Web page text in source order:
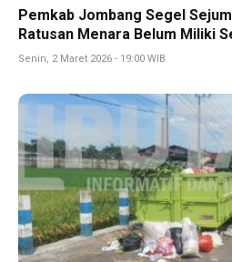
Pemkab Jombang Segel
Ratusan Menara Belum Miliki
Senin, 2 Maret 2026 - 19:00 WIB